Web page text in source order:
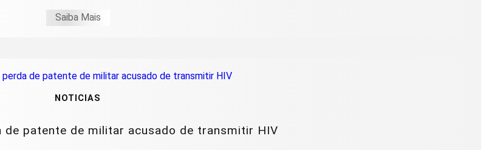
Saiba Mais
NOTICIAS
de patente de militar acusado de transmitir HIV